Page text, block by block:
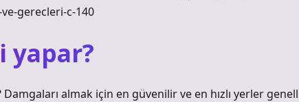
gerecleri-c-140
yapar?
Damgaları almak için en güvenilir ve en hızlı yerler